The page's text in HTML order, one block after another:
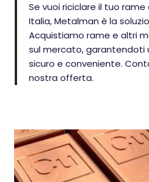
Se vuoi riciclare il tuo
Italia, Metalman è la
Acquistiamo rame e altri
sul mercato, garantendoti
sicuro e conveniente.
nostra offerta.